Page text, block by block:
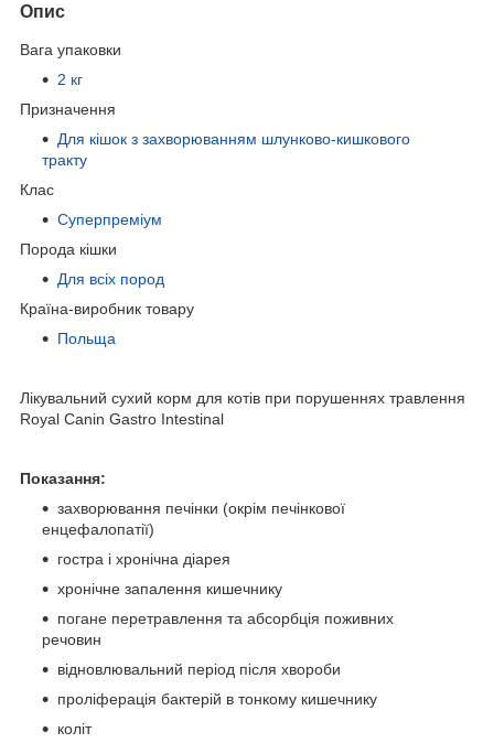
Опис
Вага упаковки
2 кг
Призначення
Для кішок з захворюванням шлунково-кишкового
тракту
Клас
Суперпреміум
Порода кішки
Для всіх пород
Країна-виробник товару
Польща
Лікувальний сухий корм для котів при порушеннях травлення
Royal Canin Gastro Intestinal
Показання:
захворювання печінки (окрім печінкової
енцефалопатії)
гостра і хронічна діарея
хронічне запалення кишечнику
погане перетравлення та абсорбція поживних
речовин
відновлювальний період після хвороби
проліферація бактерій в тонкому кишечнику
коліт